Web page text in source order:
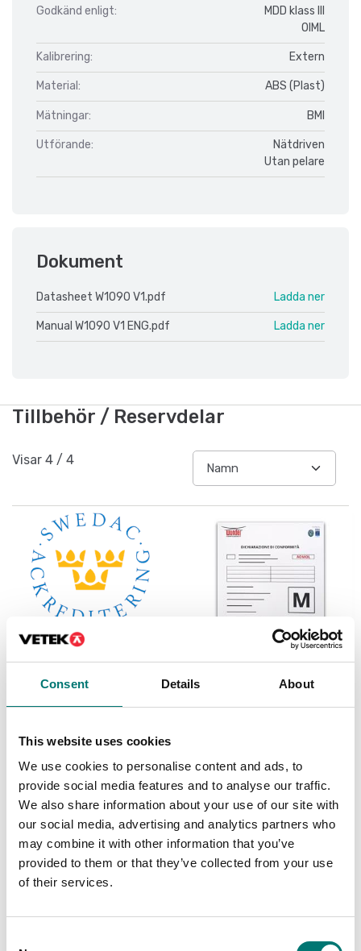
Consent Details About
This website uses cookies
We use cookies to personalise content and ads, to
provide social media features and to analyse our traffic.
We also share information about your use of our site with
our social media, advertising and analytics partners who
may combine it with other information that you’ve
provided to them or that they’ve collected from your use
of their services.
Godkänd enligt:
MDD klass III
OIML
Kalibrering: Extern
Material: ABS (Plast)
Mätningar: BMI
Utförande:
Nätdriven
Utan pelare
Dokument
Datasheet W1090 V1.pdf Ladda ner
Manual W1090 V1 ENG.pdf Ladda ner
Tillbehör / Reservdelar
Visar 4 / 4
kalibrering
Finns i flera varianter
Pris från: 1 590 kr
CE-M MDD
Artikelnr: W1090-AOMOL